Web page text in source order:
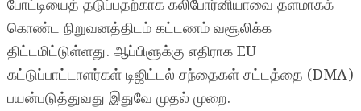
போட்டியைத் தடுப்பதற்காக கலிபோர்னியாவை தளமாகக்
கொண்ட நிறுவனத்திடம் கட்டணம் வசூலிக்க
திட்டமிட்டுள்ளது. ஆப்பிளுக்கு எதிராக EU
கட்டுப்பாட்டாளர்கள் டிஜிட்டல் சந்தைகள் சட்டத்தை (DMA)
பயன்படுத்துவது இதுவே முதல் முறை.